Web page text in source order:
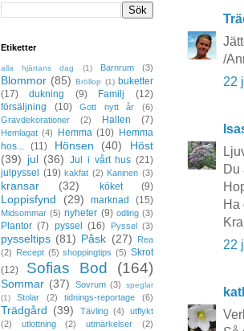
/
22
Du
Ha
22
Etiketter
alla hjärtans dag (1) Barnrum (3)
Blommor (85) Bröllop (1) buketter
(17)
dukning (9) Familj
(12)
försäljning
(10) Gott nytt år
(6)
Gravdekorationer
(2) Hallen (7)
Hemlagat (4) Hemma (10) Hemma
hos...
(11) Hönsen (40)
Höst
(39) jul (36) Jul i vårt hus (21)
julpyssel
(19) kakfat (2) Kaninen (3)
kransar (32) köket (9)
Loppisfynd (29) marknad (15)
Midsommar (5) nyheter (9) odling (3)
Plantor (7) pyssel (16) Pyssel (3)
pysseltips (81) Påsk (27)
Rea
(2) Recept (5) shoppingtips (5) Skrot
(12)
Sofias Bod (164)
Sommar (37) Sovrum (3)
speglar
(1)
Stolar (2) tidnings-reportage (6)
Trädgård (39) Tävling (4)
utflykt
(2)
utlottning (2) utmärkelser (2)